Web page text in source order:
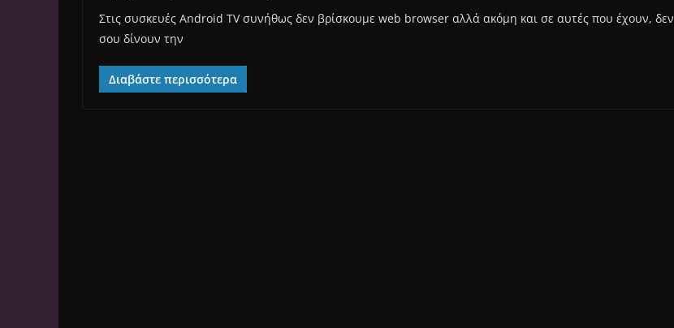
Στις συσκευές Android TV συνήθως δεν βρίσκουμε web browser αλλά ακόμη και σε αυτές που έχουν, δεν
σου δίνουν την
Διαβάστε περισσότερα